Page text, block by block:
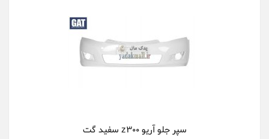
سپر جلو آریو z300 سفید گت